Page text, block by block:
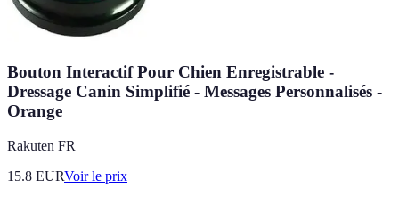
Bouton Interactif Pour Chien Enregistrable -
Dressage Canin Simplifié - Messages Personnalisés -
Orange
Rakuten FR
15.8 EURVoir le prix